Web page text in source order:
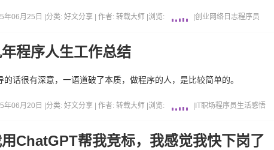
年06月25日 | 分类: 好文分享 | 作者: 转载大师 浏览: 创业网络日志程序员
程序人生工作总结
的话很有深意，一语道破了本质，做程序的人，是比较简单的。
年06月20日 | 分类: 好文分享 | 作者: 转载大师 浏览: IT职场程序员生活感悟
ChatGPT帮我竞标，我感觉我快下岗了